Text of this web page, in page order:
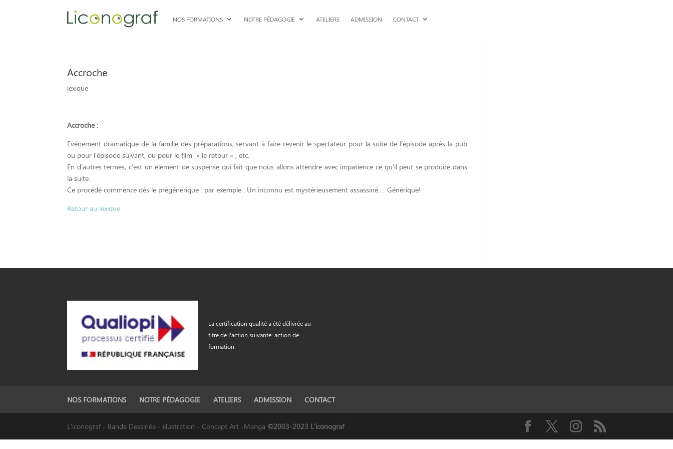
NOS FORMATIONS NOTRE PÉDAGOGIE ATELIERS ADMISSION CONTACT
Accroche
lexique
Accroche :
Evénement dramatique de la famille des préparations, servant à faire revenir le spectateur pour la suite de l’épisode après la pub
ou pour l’épisode suivant, ou pour le film » le retour « , etc.
En d’autres termes, c’est un élément de suspense qui fait que nous allons attendre avec impatience ce qu’il peut se produire dans
la suite.
Ce procédé commence dès le prégénérique : par exemple : Un inconnu est mystérieusement assassiné… Générique!
Retour au lexique
La certification qualité a été délivrée au
titre de l'action suivante: action de
formation.
NOS FORMATIONS NOTRE PÉDAGOGIE ATELIERS ADMISSION CONTACT
L'iconograf - Bande Dessinée - illustration - Concept Art -Manga ©2003-2023 L'iconograf